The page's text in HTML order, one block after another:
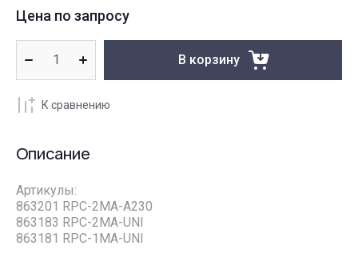
Цена по запросу
В корзину
К сравнению
Описание
Артикулы:
863201 RPC-2MA-A230
863183 RPC-2MA-UNI
863181 RPC-1MA-UNI